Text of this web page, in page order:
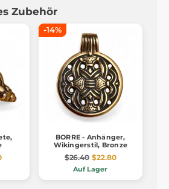
Zubehör
-14%
BORRE - Anhänger,
Wikingerstil, Bronze
$26.40 $22.80
Auf Lager